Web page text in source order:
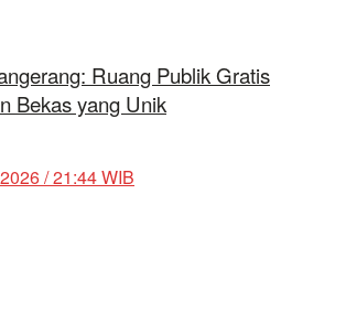
Ruang Publik Gratis
Bekas yang Unik
/ 21:44 WIB